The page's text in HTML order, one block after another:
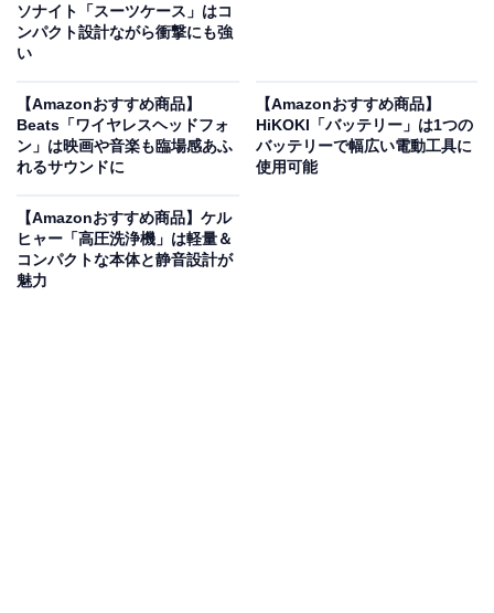
New Tripのキャスターカバーは、
ターを保護しつつ、騒音や汚れを軽減してくれる便利ア
ン素材を使用しており、移動中に外れにくいのがポイン
ト。タイヤの摩耗や床へのキズ、ホコリの付着を防げま
す。静音性にも優れている
ため、マンション内や早朝・
深夜の移動でも音を気にせず使えるのが嬉しいところ
10個入りセットなので、家族分や予備用にもぴったりで
す。
ソナイト「スーツケース」はコ
ンパクト設計ながら衝撃にも強
い
【Amazonおすすめ商品】
Beats「ワイヤレスヘッドフォ
ン」は映画や音楽も臨場感あふ
れるサウンドに
【Amazonおすすめ商品】
HiKOKI「バッテリー」は1つの
バッテリーで幅広い電動工具に
使用可能
【Amazonおすすめ商品】ケル
ヒャー「高圧洗浄機」は軽量＆
コンパクトな本体と静音設計が
魅力